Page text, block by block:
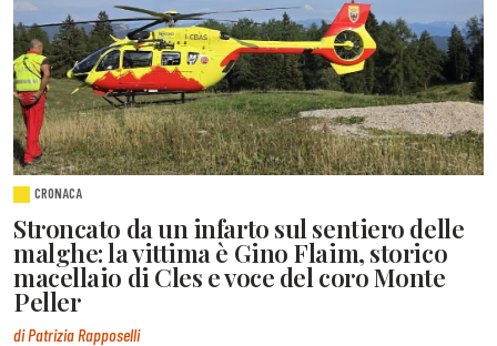
CRONACA
Stroncato da un infarto sul sentiero delle
malghe: la vittima è Gino Flaim, storico
macellaio di Cles e voce del coro Monte
Peller
di Patrizia Rapposelli